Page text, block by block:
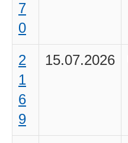
7
0
2
1
6
9
15.07.2026